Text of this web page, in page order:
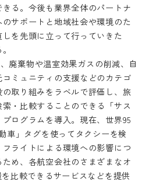
る。今後も業界全体のパートナ
サポートと地域社会や環境のた
を先頭に立って行っていきた
廃棄物や温室効果ガスの削減、自
ミュニティの支援などのカテゴ
取り組みをラベルで評価し、旅
・比較することのできる 「サス
ログラムを導入。現在、世界95
車」タグを使ってタクシーを検
ライトによる環境への影響につ
め、各航空会社のさまざまなオ
比較できるサービスなどを提供